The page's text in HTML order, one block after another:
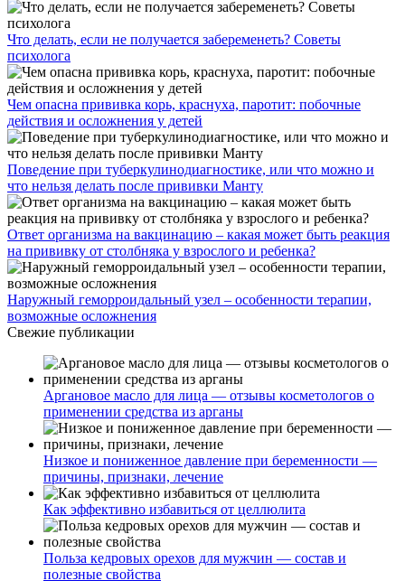
Что делать, если не получается забеременеть? Советы
психолога
Чем опасна прививка корь, краснуха, паротит: побочные
действия и осложнения у детей
Поведение при туберкулинодиагностике, или что можно и
что нельзя делать после прививки Манту
Ответ организма на вакцинацию – какая может быть реакция
на прививку от столбняка у взрослого и ребенка?
Наружный геморроидальный узел – особенности терапии,
возможные осложнения
Свежие публикации
Аргановое масло для лица — отзывы косметологов о
применении средства из арганы
Низкое и пониженное давление при беременности —
причины, признаки, лечение
Как эффективно избавиться от целлюлита
Польза кедровых орехов для мужчин — состав и
полезные свойства